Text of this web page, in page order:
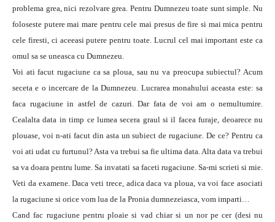
problema grea, nici rezolvare grea. Pentru Dumnezeu toate sunt simple. Nu
foloseste putere mai mare pentru cele mai presus de fire si mai mica pentru
cele firesti, ci aceeasi putere pentru toate. Lucrul cel mai important este ca
omul sa se uneasca cu Dumnezeu.
Voi ati facut rugaciune ca sa ploua, sau nu va preocupa subiectul? Acum
seceta e o incercare de la Dumnezeu. Lucrarea monahului aceasta este: sa
faca rugaciune in astfel de cazuri. Dar fata de voi am o nemultumire.
Cealalta data in timp ce lumea secera graul si il facea furaje, deoarece nu
plouase, voi n-ati facut din asta un subiect de rugaciune. De ce? Pentru ca
voi ati udat cu furtunul? Asta va trebui sa fie ultima data. Alta data va trebui
sa va doara pentru lume. Sa invatati sa faceti rugaciune. Sa-mi scrieti si mie.
Veti da examene. Daca veti trece, adica daca va ploua, va voi face asociati
la rugaciune si orice vom lua de la Pronia dumnezeiasca, vom imparti…
Cand fac rugaciune pentru ploaie si vad chiar si un nor pe cer (desi nu